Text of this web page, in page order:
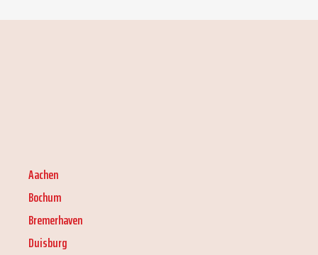
Aachen
Bochum
Bremerhaven
Duisburg